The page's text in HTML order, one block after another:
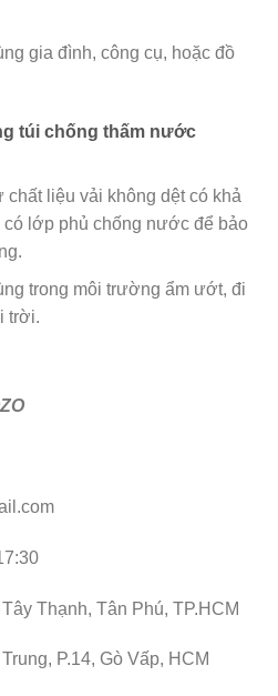
gia đình, công cụ, hoặc đồ
túi chống thấm nước
liệu vải không dệt có khả
lớp phủ chống nước để bảo
trong môi trường ẩm ướt, đi
trời.
Thạnh, Tân Phú, TP.HCM
P.14, Gò Vấp, HCM